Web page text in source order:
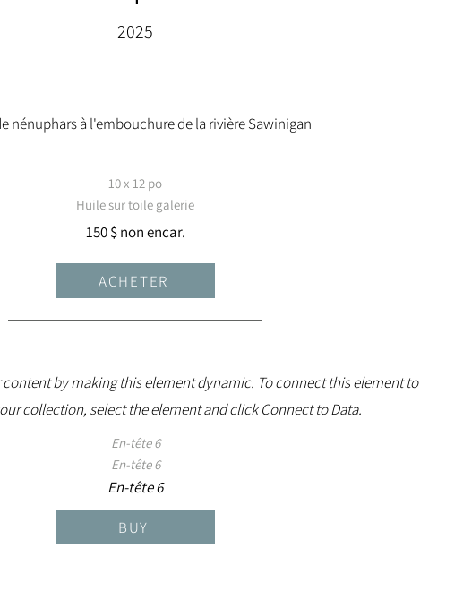
2025
nénuphars à l'embouchure de la rivière Sawinigan
10 x 12 po
Huile sur toile galerie
150 $ non encar.
ACHETER
by making this element dynamic. To connect this element to
collection, select the element and click Connect to Data.
En-tête 6
En-tête 6
En-tête 6
BUY